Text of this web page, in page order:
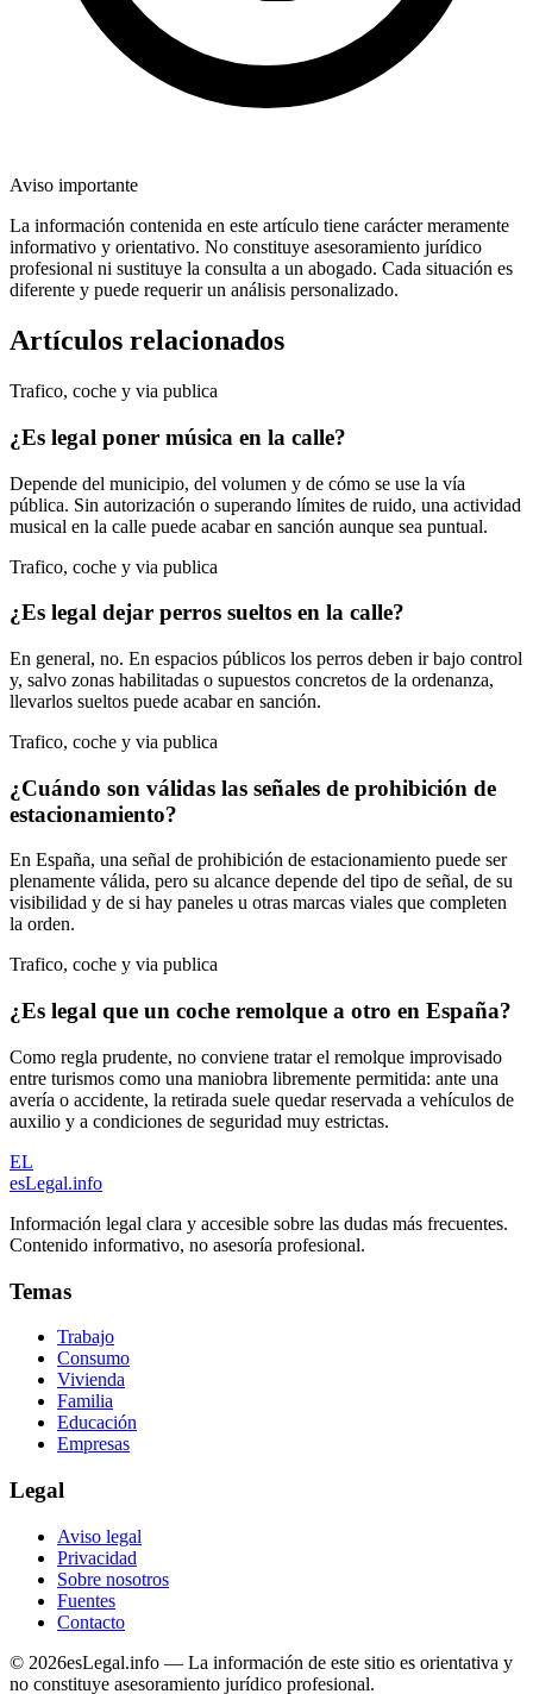
Aviso importante
La información contenida en este artículo tiene carácter meramente
informativo y orientativo. No constituye asesoramiento jurídico
profesional ni sustituye la consulta a un abogado. Cada situación es
diferente y puede requerir un análisis personalizado.
Artículos relacionados
Trafico, coche y via publica
¿Es legal poner música en la calle?
Depende del municipio, del volumen y de cómo se use la vía
pública. Sin autorización o superando límites de ruido, una actividad
musical en la calle puede acabar en sanción aunque sea puntual.
Trafico, coche y via publica
¿Es legal dejar perros sueltos en la calle?
En general, no. En espacios públicos los perros deben ir bajo control
y, salvo zonas habilitadas o supuestos concretos de la ordenanza,
llevarlos sueltos puede acabar en sanción.
Trafico, coche y via publica
¿Cuándo son válidas las señales de prohibición de
estacionamiento?
En España, una señal de prohibición de estacionamiento puede ser
plenamente válida, pero su alcance depende del tipo de señal, de su
visibilidad y de si hay paneles u otras marcas viales que completen
la orden.
Trafico, coche y via publica
¿Es legal que un coche remolque a otro en España?
Como regla prudente, no conviene tratar el remolque improvisado
entre turismos como una maniobra libremente permitida: ante una
avería o accidente, la retirada suele quedar reservada a vehículos de
auxilio y a condiciones de seguridad muy estrictas.
EL
esLegal.info
Información legal clara y accesible sobre las dudas más frecuentes.
Contenido informativo, no asesoría profesional.
Temas
Trabajo
Consumo
Vivienda
Familia
Educación
Empresas
Legal
Aviso legal
Privacidad
Sobre nosotros
Fuentes
Contacto
© 2026esLegal.info — La información de este sitio es orientativa y
no constituye asesoramiento jurídico profesional.